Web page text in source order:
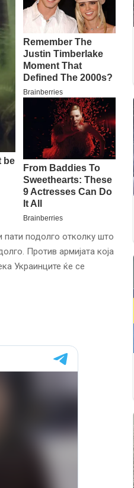
подолго отколку што
Против армијата која
Украинците ќе се